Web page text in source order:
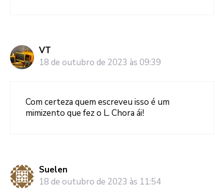
VT
18 de outubro de 2023 às 09:39
Com certeza quem escreveu isso é um
mimizento que fez o L. Chora ái!
Suelen
18 de outubro de 2023 às 11:54